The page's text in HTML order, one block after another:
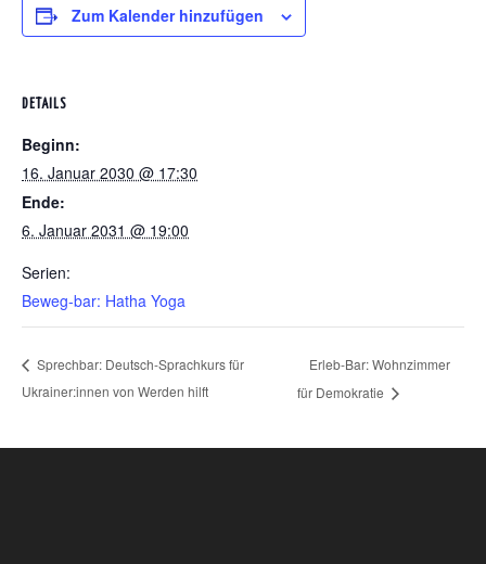
Zum Kalender hinzufügen
DETAILS
Beginn:
16. Januar 2030 @ 17:30
Ende:
6. Januar 2031 @ 19:00
Serien:
Beweg-bar: Hatha Yoga
Sprechbar: Deutsch-Sprachkurs für
Ukrainer:innen von Werden hilft
Erleb-Bar: Wohnzimmer
für Demokratie